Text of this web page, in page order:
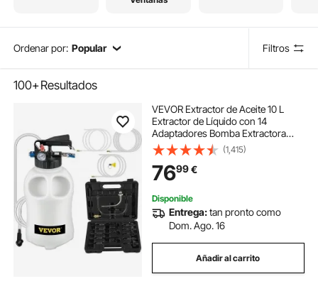
Ordenar por: Popular Filtros
100+Resultados
VEVOR Extractor de Aceite 10 L
Extractor de Líquido con 14
Adaptadores Bomba Extractora
Líquidos 10 x 5,6 x 15 cm para
Sustitución de Aceite en ATV,
Barcos, Equipos Agrícolas,
Vehículos de Motores
(1,415)
7699€
Disponible
Entrega:tan pronto como
Dom. Ago. 16
Añadir al carrito